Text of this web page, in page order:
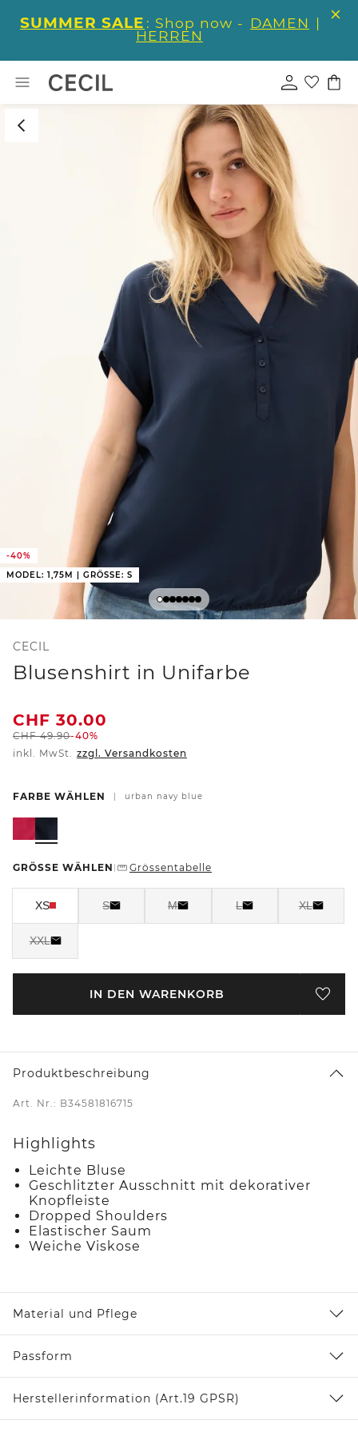
SUMMER SALE : Shop now - DAMEN |
HERREN
-40%
MODEL: 1,75M | GRÖSSE: S
CECIL
Blusenshirt in Unifarbe
CHF 30.00
CHF49.90-40%
inkl. MwSt. zzgl. Versandkosten
FARBE WÄHLEN urban navy blue
GRÖSSE WÄHLEN Grössentabelle
XS S M L XL
XXL
IN DEN WARENKORB
Produktbeschreibung
Art. Nr.: B34581816715
Highlights
Leichte Bluse
Geschlitzter Ausschnitt mit dekorativer
Knopfleiste
Dropped Shoulders
Elastischer Saum
Weiche Viskose
Material und Pflege
Passform
Herstellerinformation (Art.19 GPSR)